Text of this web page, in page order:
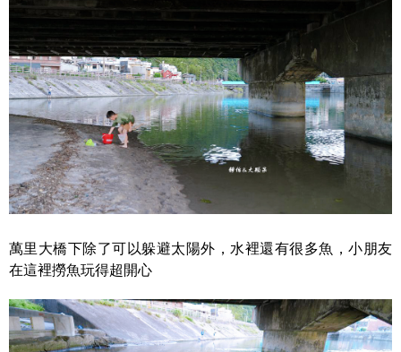
萬里大橋下除了可以躲避太陽外，水裡還有很多魚，小朋友
在這裡撈魚玩得超開心